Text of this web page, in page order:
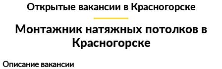
8 (916) 740-**-*1
898522***68
90674***78
Открытые вакансии в Красногорске
Монтажник натяжных потолков в
Красногорске
Описание вакансии